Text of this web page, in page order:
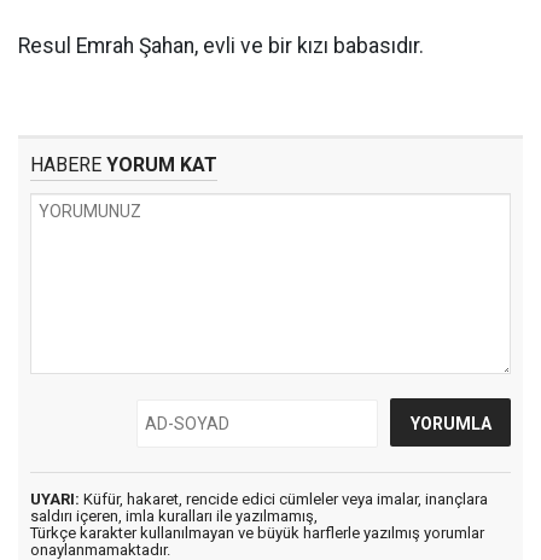
Resul Emrah Şahan, evli ve bir kızı babasıdır.
HABERE YORUM KAT
UYARI: Küfür, hakaret, rencide edici cümleler veya imalar, inançlara
saldırı içeren, imla kuralları ile yazılmamış,
Türkçe karakter kullanılmayan ve büyük harflerle yazılmış yorumlar
onaylanmamaktadır.